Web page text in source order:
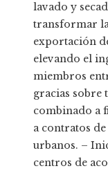
lavado y
transformar
exportación
elevando el
miembros
gracias sobre
combinado a
a contratos
urbanos. –
centros de